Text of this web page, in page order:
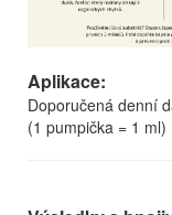
Aplikace:
Doporučená denní
(1 pumpička = 1 ml)